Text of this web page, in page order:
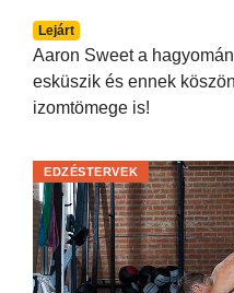
Lejárt
Aaron Sweet a
esküszik és ennek
izomtömege is!
EDZÉSTERVEK